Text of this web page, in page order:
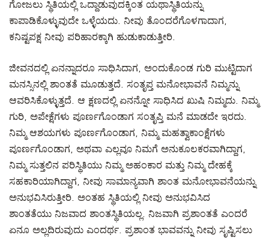
ಗೋಜಲು ಸ್ಥಿತಿಯಲ್ಲಿ ಒದ್ದಾಡುವುದಕ್ಕಿಂತ ಯಥಾಸ್ಥಿತಿಯನ್ನು
ಕಾಪಾಡಿಕೊಳ್ಳುವುದೇ ಒಳ್ಳೆಯದು. ನೀವು ತೊಂದರೆಗೊಳಗಾದಾಗ,
ಕನಿಷ್ಟಪಕ್ಷ ನೀವು ಪರಿಹಾರಕ್ಕಾಗಿ ಹುಡುಕಾಡುತ್ತೀರಿ.
ಜೀವನದಲ್ಲಿ ಏನನ್ನಾದರೂ ಸಾಧಿಸಿದಾಗ, ಅಂದುಕೊಂಡ ಗುರಿ ಮುಟ್ಟಿದಾಗ
ಮನಸ್ಸಿನಲ್ಲಿ ಶಾಂತತೆ ಮೂಡುತ್ತದೆ. ಸಂತೃಪ್ತ ಮನೋಭಾವನೆ ನಿಮ್ಮನ್ನು
ಆವರಿಸಿಕೊಳ್ಳುತ್ತದೆ. ಆ ಕ್ಷಣದಲ್ಲಿ ಏನನ್ನೋ ಸಾಧಿಸಿದ ಖುಷಿ ನಿಮ್ಮದು. ನಿಮ್ಮ
ಗುರಿ, ಅಪೇಕ್ಷೆಗಳು ಪೂರ್ಣಗೊಂಡಾಗ ಸಂತೃಪ್ತಿ ಮನೆ ಮಾಡದೇ ಇರದು.
ನಿಮ್ಮ ಆಶಯಗಳು ಪೂರ್ಣಗೊಂಡಾಗ, ನಿಮ್ಮ ಮಹತ್ವಾಕಾಂಕ್ಷೆಗಳು
ಪೂರ್ಣಗೊಂಡಾಗ, ಅಥವಾ ಎಲ್ಲವೂ ನಿಮಗೆ ಅನುಕೂಲಕರವಾಗಿದ್ದಾಗ,
ನಿಮ್ಮ ಸುತ್ತಲಿನ ಪರಿಸ್ಥಿತಿಯು ನಿಮ್ಮ ಅಹಂಕಾರ ಮತ್ತು ನಿಮ್ಮ ದೇಹಕ್ಕೆ
ಸಹಕಾರಿಯಾಗಿದ್ದಾಗ, ನೀವು ಸಾಮಾನ್ಯವಾಗಿ ಶಾಂತ ಮನೋಭಾವನೆಯನ್ನು
ಅನುಭವಿಸಿರುತ್ತೀರಿ. ಅಂತಹ ಸ್ಥಿತಿಯಲ್ಲಿ ನೀವು ಅನುಭವಿಸಿದ
ಶಾಂತತೆಯು ನಿಜವಾದ ಶಾಂತಸ್ಥಿತಿಯಲ್ಲ. ನಿಜವಾಗಿ ಪ್ರಶಾಂತತೆ ಎಂದರೆ
ಏನೂ ಅಲ್ಲದಿರುವುದು ಎಂದರ್ಥ. ಪ್ರಶಾಂತ ಭಾವವನ್ನು ನೀವು ಸೃಷ್ಟಿಸಲು